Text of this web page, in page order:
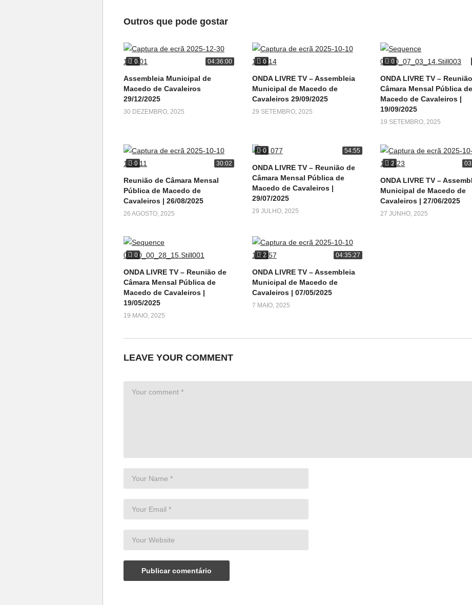
Outros que pode gostar
0 04:36:00
Assembleia Municipal de
Macedo de Cavaleiros
29/12/2025
30 DEZEMBRO, 2025
0
ONDA LIVRE TV – Assembleia
Municipal de Macedo de
Cavaleiros 29/09/2025
29 SETEMBRO, 2025
0
ONDA LIVRE TV –
Câmara Mensal Pública de
Macedo de Cavaleiros |
19/09/2025
19 SETEMBRO, 2025
0 30:02
Reunião de Câmara Mensal
Pública de Macedo de
Cavaleiros | 26/08/2025
26 AGOSTO, 2025
0 54:55
ONDA LIVRE TV – Reunião de
Câmara Mensal Pública de
Macedo de Cavaleiros |
29/07/2025
29 JULHO, 2025
2
ONDA LIVRE TV –
Municipal de Macedo de
Cavaleiros | 27/06/2025
27 JUNHO, 2025
0
ONDA LIVRE TV – Reunião de
Câmara Mensal Pública de
Macedo de Cavaleiros |
19/05/2025
19 MAIO, 2025
2 04:35:27
ONDA LIVRE TV – Assembleia
Municipal de Macedo de
Cavaleiros | 07/05/2025
7 MAIO, 2025
LEAVE YOUR COMMENT